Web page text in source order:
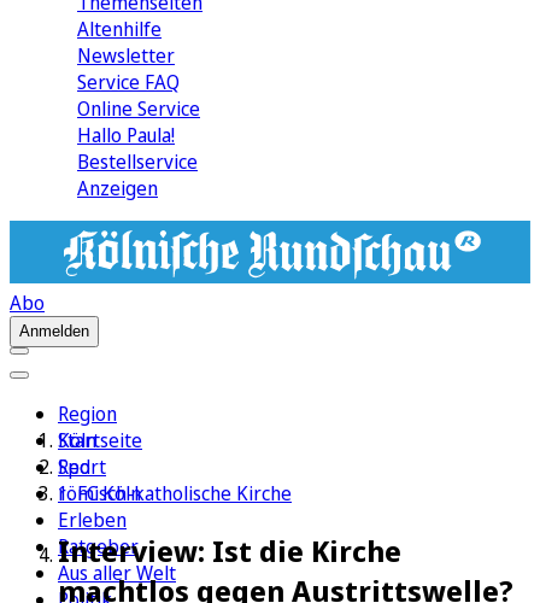
Altenhilfe
Newsletter
Service FAQ
Online Service
Hallo Paula!
Bestellservice
Anzeigen
Abo
Anmelden
Region
Köln
Sport
1. FC Köln
Erleben
Ratgeber
Aus aller Welt
Startseite
Red
römisch-katholische Kirche
Interview: Ist die Kirche
machtlos gegen Austrittswelle?